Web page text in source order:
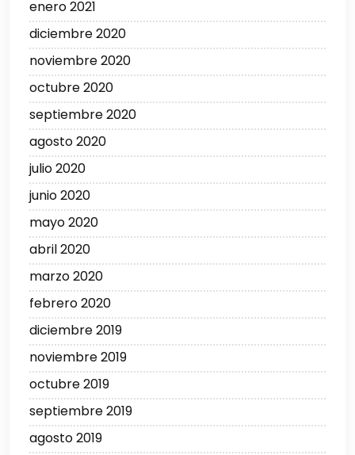
enero 2021
diciembre 2020
noviembre 2020
octubre 2020
septiembre 2020
agosto 2020
julio 2020
junio 2020
mayo 2020
abril 2020
marzo 2020
febrero 2020
diciembre 2019
noviembre 2019
octubre 2019
septiembre 2019
agosto 2019